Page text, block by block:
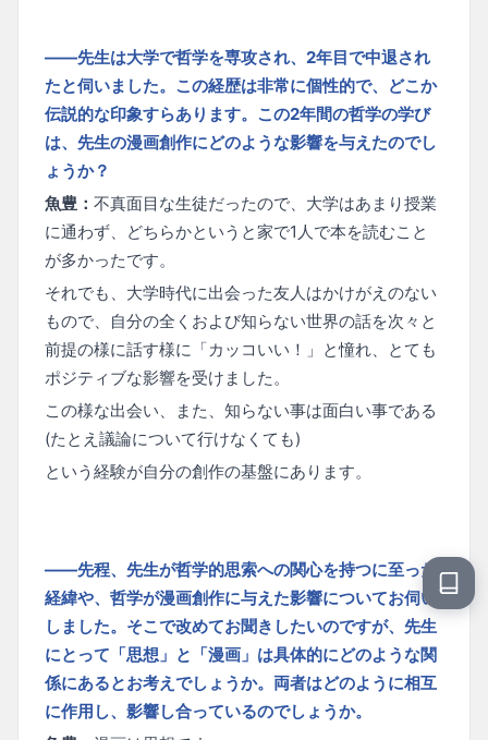
——先生は大学で哲学を専攻され、2年目で中退され
たと伺いました。この経歴は非常に個性的で、どこか
伝説的な印象すらあります。この2年間の哲学の学び
は、先生の漫画創作にどのような影響を与えたのでし
ょうか？
魚豊： 不真面目な生徒だったので、大学はあまり授業
に通わず、どちらかというと家で1人で本を読むこと
が多かったです。
それでも、大学時代に出会った友人はかけがえのない
もので、自分の全くおよび知らない世界の話を次々と
前提の様に話す様に「カッコいい！」と憧れ、とても
ポジティブな影響を受けました。
この様な出会い、また、知らない事は面白い事である
(たとえ議論について行けなくても)
という経験が自分の創作の基盤にあります。
——先程、先生が哲学的思索への関心を持つに至った
経緯や、哲学が漫画創作に与えた影響についてお伺い
しました。そこで改めてお聞きしたいのですが、先生
にとって「思想」と「漫画」は具体的にどのような関
係にあるとお考えでしょうか。両者はどのように相互
に作用し、影響し合っているのでしょうか。